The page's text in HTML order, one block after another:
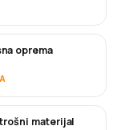
oprema
materijal